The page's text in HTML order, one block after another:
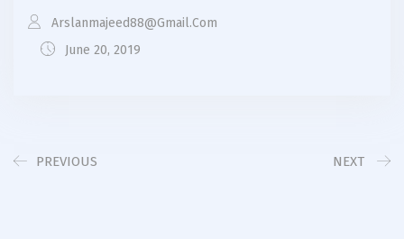
Arslanmajeed88@gmail.com
June 20, 2019
PREVIOUS NEXT